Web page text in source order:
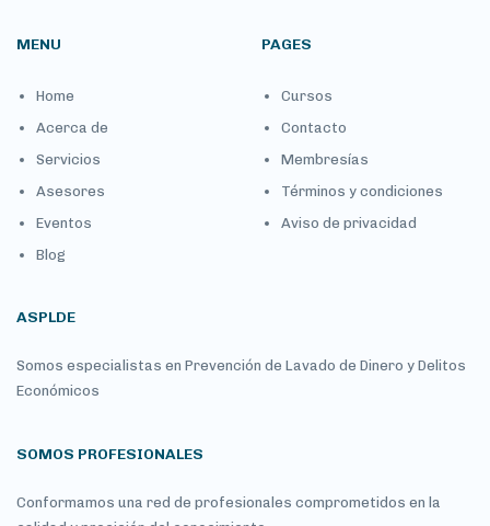
MENU
Home
Acerca de
Servicios
Asesores
Eventos
Blog
PAGES
Cursos
Contacto
Membresías
Términos y condiciones
Aviso de privacidad
ASPLDE
Somos especialistas en Prevención de Lavado de Dinero y Delitos
Económicos
SOMOS PROFESIONALES
Conformamos una red de profesionales comprometidos en la